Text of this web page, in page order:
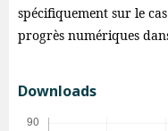
spécifiquement sur le
progrès numériques
Downloads